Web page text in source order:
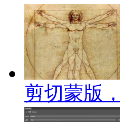
剪切蒙版